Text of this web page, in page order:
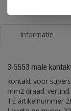
Informatie
3-5553 male
kontakt voor
mm2 draad.
TE artikelnummer